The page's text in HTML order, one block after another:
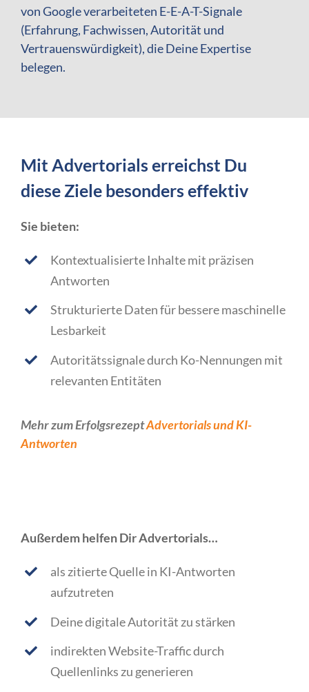
von Google verarbeiteten E-E-A-T-Signale
(Erfahrung, Fachwissen, Autorität und
Vertrauenswürdigkeit), die Deine Expertise
belegen.
Mit Advertorials erreichst Du
diese Ziele besonders effektiv
Sie bieten:
Kontextualisierte Inhalte mit präzisen
Antworten
Strukturierte Daten für bessere maschinelle
Lesbarkeit
Autoritätssignale durch Ko-Nennungen mit
relevanten Entitäten
Mehr zum ErfolgsrezeptAdvertorials und KI-
Antworten
Außerdem helfen Dir Advertorials…
als zitierte Quelle in KI-Antworten
aufzutreten
Deine digitale Autorität zu stärken
indirekten Website-Traffic durch
Quellenlinks zu generieren